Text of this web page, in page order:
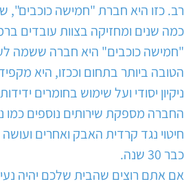
רב. כזו היא חברת "חמישה כוכבים",
כמה שנים ומחזיקה בצוות עובדים
"חמישה כוכבים" היא חברה ששמה
הטובה ביותר בתחום וככזו, היא
ניקיון יסודי ועל שימוש בחומרים
החברה מספקת שירותים נוספים כמו
חיטוי נגד קרדית האבק ואחרים
כבר 30 שנה.
אם אתם רוצים שהבית שלכם יהיה